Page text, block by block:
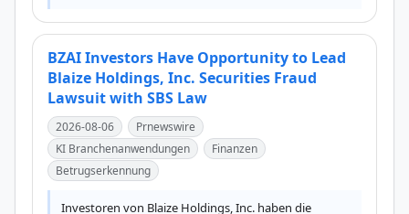
BZAI Investors Have Opportunity to Lead
Blaize Holdings, Inc. Securities Fraud
Lawsuit with SBS Law
2026-08-06
Prnewswire
KI Branchenanwendungen
Finanzen
Betrugserkennung
Investoren von Blaize Holdings, Inc. haben die